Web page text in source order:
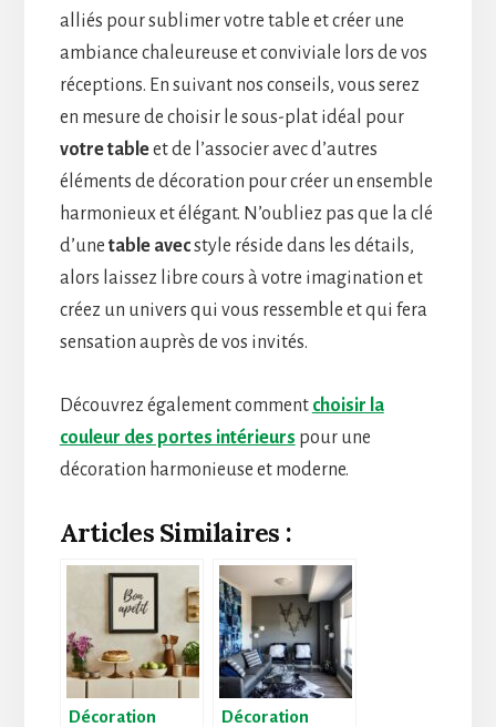
alliés pour sublimer votre table et créer une
ambiance chaleureuse et conviviale lors de vos
réceptions. En suivant nos conseils, vous serez
en mesure de choisir le sous-plat idéal pour
votre tableet de l’associer avec d’autres
éléments de décoration pour créer un ensemble
harmonieux et élégant. N’oubliez pas que la clé
d’une table avecstyle réside dans les détails,
alors laissez libre cours à votre imagination et
créez un univers qui vous ressemble et qui fera
sensation auprès de vos invités.
Découvrez également comment choisir la
couleur des portes intérieurs pour une
décoration harmonieuse et moderne.
Articles Similaires :
Décoration
Décoration